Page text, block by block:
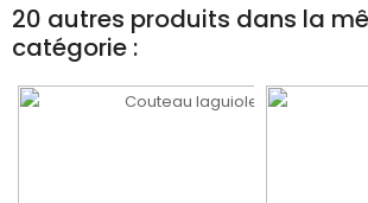
20 autres produits dans la
catégorie :